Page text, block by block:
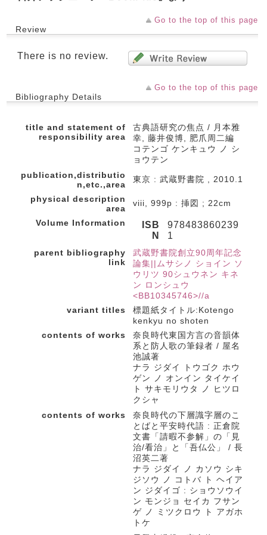
Go to the top of this page
Review
There is no review.
Go to the top of this page
Bibliography Details
title and statement of
responsibility area
古典語研究の焦点 / 月本雅
幸, 藤井俊博, 肥爪周二編
コテンゴ ケンキュウ ノ シ
ョウテン
publication,distributio
n,etc.,area
東京 : 武蔵野書院 , 2010.1
physical description
area
viii, 999p : 挿図 ; 22cm
Volume Information
ISB
N
978483860239
1
parent bibliography
link
武蔵野書院創立90周年記念
論集||ムサシノ ショイン ソ
ウリツ 90シュウネン キネ
ン ロンシュウ
<BB10345746>//a
variant titles
標題紙タイトル:Kotengo
kenkyu no shoten
contents of works
奈良時代東国方言の音韻体
系と防人歌の筆録者 / 屋名
池誠著
ナラ ジダイ トウゴク ホウ
ゲン ノ オンイン タイケイ
ト サキモリウタ ノ ヒツロ
クシャ
contents of works
奈良時代の下層識字層のこ
とばと平安時代語 : 正倉院
文書「請暇不参解」の「見
治/看治」と「吾仏公」 / 長
沼英二著
ナラ ジダイ ノ カソウ シキ
ジソウ ノ コトバ ト ヘイア
ン ジダイゴ : ショウソウイ
ン モンジョ セイカ フサン
ゲ ノ ミツクロウ ト アガホ
トケ